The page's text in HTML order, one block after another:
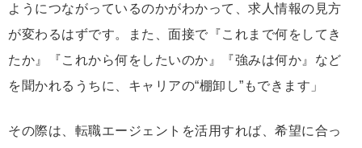
ようにつながっているのかがわかって、求人情報の見方
が変わるはずです。また、面接で『これまで何をしてき
たか』『これから何をしたいのか』『強みは何か』など
を聞かれるうちに、キャリアの“棚卸し”もできます」
その際は、転職エージェントを活用すれば、希望に合っ